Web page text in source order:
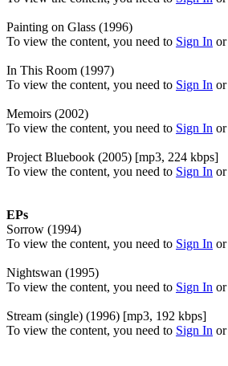
Painting on Glass (1996)
To view the content, you need to Sign In or
In This Room (1997)
To view the content, you need to Sign In or
Memoirs (2002)
To view the content, you need to Sign In or
Project Bluebook (2005) [mp3, 224 kbps]
To view the content, you need to Sign In or
EPs
Sorrow (1994)
To view the content, you need to Sign In or
Nightswan (1995)
To view the content, you need to Sign In or
Stream (single) (1996) [mp3, 192 kbps]
To view the content, you need to Sign In or